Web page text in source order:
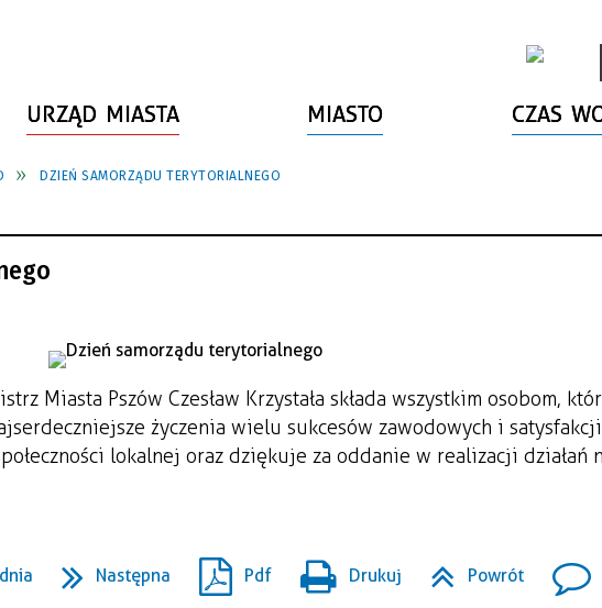
URZĄD MIASTA MIASTO CZAS
DZIEŃ SAMORZĄDU TERYTORIALNEGO
Miasta Pszów Czesław Krzystała składa wszystkim osobom,
życzenia wielu sukcesów zawodowych i
lokalnej oraz dziękuje za oddanie w realizacji działań
Następna Pdf Drukuj Powrót